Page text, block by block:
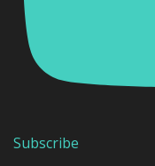
Subscribe